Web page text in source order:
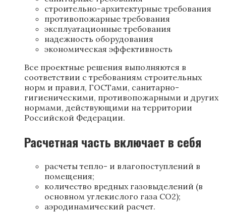
строительно-архитектурные требования
противопожарные требования
эксплуатационные требования
надежность оборудования
экономическая эффективность
Все проектные решения выполняются в
соответствии с требованиям строительных
норм и правил, ГОСТами, санитарно-
гигиеническими, противопожарными и других
нормами, действующими на территории
Российской Федерации.
Расчетная часть включает в себя
расчеты тепло- и влагопоступлений в
помещения;
количество вредных газовыделений (в
основном углекислого газа CO2);
аэродинамический расчет.